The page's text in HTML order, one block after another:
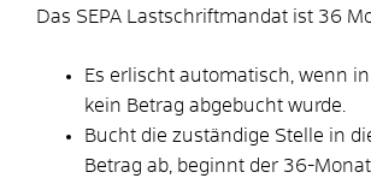
Das SEPA Lastschriftmandat ist 36
Es erlischt automatisch, wenn
kein Betrag abgebucht wurde.
Bucht die zuständige Stelle in
Betrag ab, beginnt der 36-